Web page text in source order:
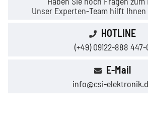
Unser Experten-Team hilft
HOTLINE
(+49) 09122-888 447-
E-Mail
info@csi-